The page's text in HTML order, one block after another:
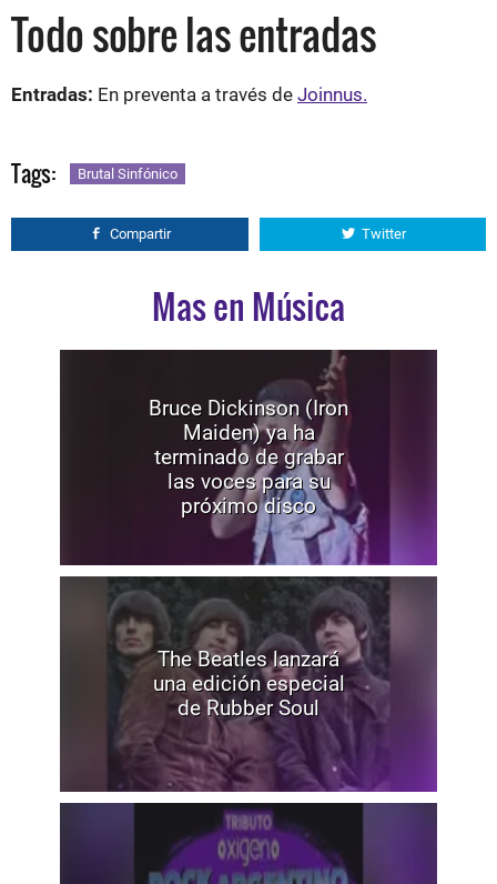
Todo sobre las entradas
Entradas: En preventa a través de Joinnus.
Tags: Brutal Sinfónico
Compartir Twitter
Mas en Música
Bruce Dickinson (Iron
Maiden) ya ha
terminado de grabar
las voces para su
próximo disco
The Beatles lanzará
una edición especial
de Rubber Soul